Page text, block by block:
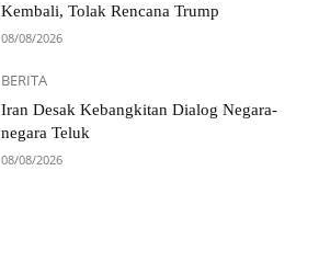
Kembali, Tolak Rencana Trump
08/08/2026
BERITA
Iran Desak Kebangkitan Dialog Negara-
negara Teluk
08/08/2026